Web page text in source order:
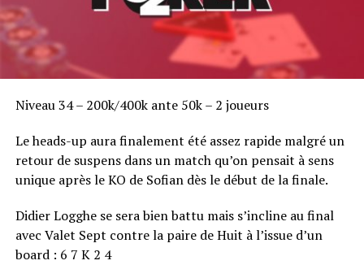
Niveau 34 – 200k/400k ante 50k – 2 joueurs
Le heads-up aura finalement été assez rapide malgré un
retour de suspens dans un match qu’on pensait à sens
unique après le KO de Sofian dès le début de la finale.
Didier Logghe se sera bien battu mais s’incline au final
avec Valet Sept contre la paire de Huit à l’issue d’un
board : 6 7 K 2 4